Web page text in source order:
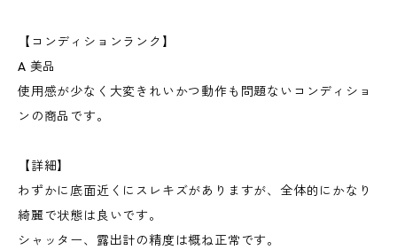
【コンディションランク】
A 美品
使用感が少なく大変きれいかつ動作も問題ないコンディショ
ンの商品です。
【詳細】
わずかに底面近くにスレキズがありますが、全体的にかなり
綺麗で状態は良いです。
シャッター、露出計の精度は概ね正常です。